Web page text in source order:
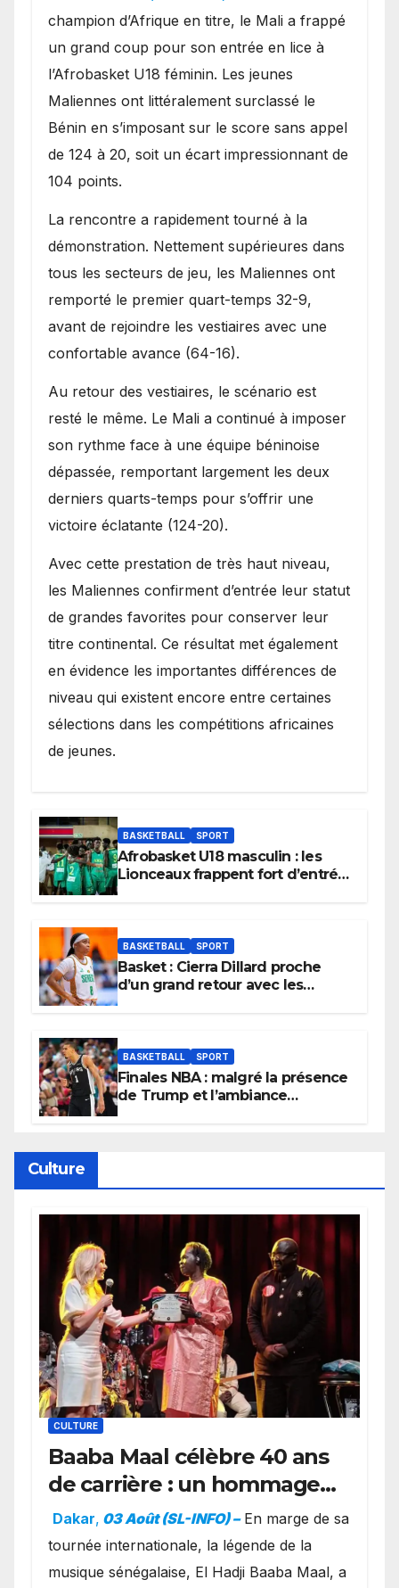
une lourde défaite au
Bénin.
champion d’Afrique en titre, le Mali a frappé
un grand coup pour son entrée en lice à
l’Afrobasket U18 féminin. Les jeunes
Maliennes ont littéralement surclassé le
Bénin en s’imposant sur le score sans appel
de 124 à 20, soit un écart impressionnant de
104 points.
La rencontre a rapidement tourné à la
démonstration. Nettement supérieures dans
tous les secteurs de jeu, les Maliennes ont
remporté le premier quart-temps 32-9,
avant de rejoindre les vestiaires avec une
confortable avance (64-16).
Au retour des vestiaires, le scénario est
resté le même. Le Mali a continué à imposer
son rythme face à une équipe béninoise
dépassée, remportant largement les deux
derniers quarts-temps pour s’offrir une
victoire éclatante (124-20).
Avec cette prestation de très haut niveau,
les Maliennes confirment d’entrée leur statut
de grandes favorites pour conserver leur
titre continental. Ce résultat met également
en évidence les importantes différences de
niveau qui existent encore entre certaines
sélections dans les compétitions africaines
de jeunes.
BASKETBALL SPORT
Afrobasket U18 masculin : les
Lionceaux frappent fort d’entrée
BASKETBALL SPORT
Basket : Cierra Dillard proche
d’un grand retour avec les
BASKETBALL SPORT
Finales NBA : malgré la présence
de Trump et l’ambiance
Culture
CULTURE
Baaba Maal célèbre 40 ans
de carrière : un hommage
exceptionnel à Oslo en
présence de la famille
royale.
Dakar, 03 Août (SL-INFO) – ​En marge de sa
tournée internationale, la légende de la
musique sénégalaise, El Hadji Baaba Maal, a